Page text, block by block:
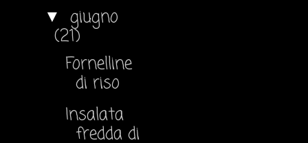
▼ giugno
(21)
Fornelline
di riso
Insalata
fredda di